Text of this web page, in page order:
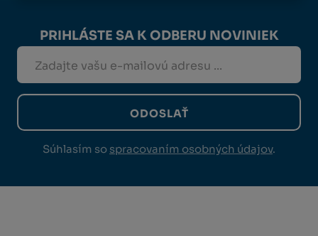
PRIHLÁSTE SA K ODBERU NOVINIEK
ODOSLAŤ
Súhlasím so spracovaním osobných údajov.